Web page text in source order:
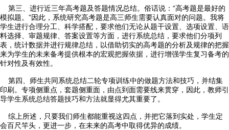
第三、进行近三年高考题及答题情况总结。俗话说：“高考题是最好的
模拟题。”因此，系统研究高考题是高三师生需要认真面对的问题。我将
学生进行合理分工、科学搭配，要求他们无论从题干设置、选项设置、语
料选择、审题规律、答案设置等方面，进行系统总结，要求他们分项列
表，统计数据并进行规律总结，以借助切实的高考题的分析及规律的把握
来为学生的未来备考提供根本的宏观把握依据，进行增强学生复习备考的
针对性及有效性。
第四、师生共同系统总结二轮专项训练中的做题方法和技巧，并结集
印刷。专项侧重点，套题侧重面，由点到面需要线来贯穿，因此，教师引
导学生系统总结答题技巧和方法就显得尤其重要了。
综上所述，只要我们师生都能重视这四点，并把它落到实处，学生定
会百尺竿头，更进一步，在未来的高考中取得优异的成绩。
 科学技术实验校